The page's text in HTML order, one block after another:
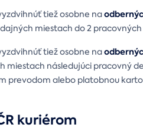
tiež osobne na
miestach do 2
tiež osobne na
miestach následujúci pracovný
prevodom alebo platobnou
kuriérom